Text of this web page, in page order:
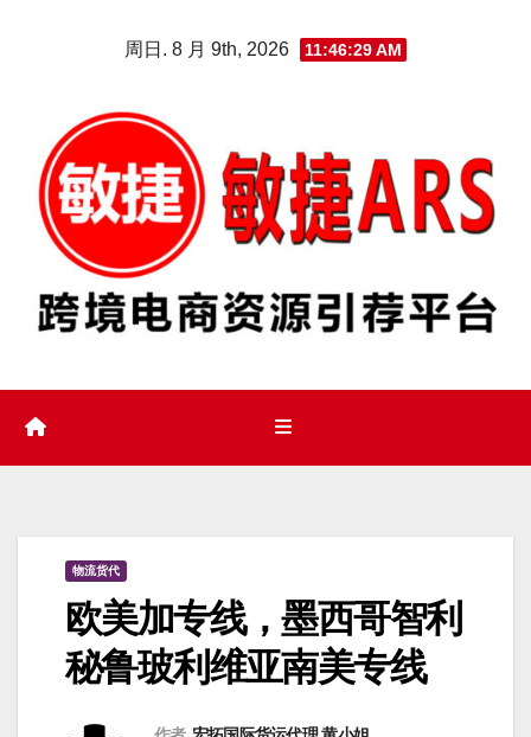
周日. 8 月 9th, 2026 11:46:30 AM
物流货代
欧美加专线，墨西哥智利
秘鲁玻利维亚南美专线